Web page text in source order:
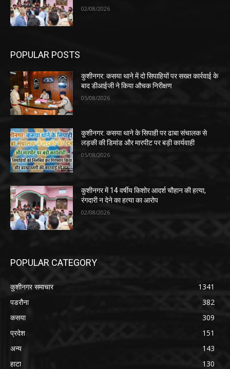
02/08/2026
POPULAR POSTS
कुशीनगर: कसया थाने में दो सिपाहियों पर सख्त कार्रवाई के
बाद डीआईजी ने किया औचक निरीक्षण
05/08/2026
कुशीनगर: कसया थाने के सिपाही पर ढाबा संचालक से
लड़की की डिमांड और मारपीट पर बड़ी कार्यवाही
05/08/2026
कुशीनगर में 14 वर्षीय किशोर आदर्श चौहान की हत्या,
रंगदारी न देने का हत्या का आरोप
02/08/2026
POPULAR CATEGORY
कुशीनगर समाचार
1341
पडरौना
382
कसया
309
प्रदेश
151
अन्य
143
हाटा
130